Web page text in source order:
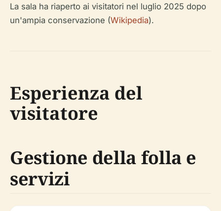
La sala ha riaperto ai visitatori nel luglio 2025 dopo
un'ampia conservazione (Wikipedia).
Esperienza del
visitatore
Gestione della folla e
servizi